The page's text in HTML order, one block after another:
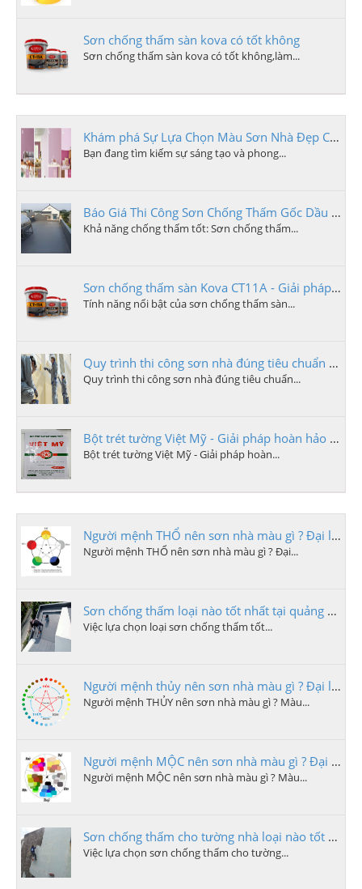
Sơn chống thấm sàn kova có tốt không
Sơn chống thấm sàn kova có tốt không,làm...
Khám phá Sự Lựa Chọn Màu Sơn Nhà Đẹp Cho Ngôi Nhà Của Bạn
Bạn đang tìm kiếm sự sáng tạo và phong...
Báo Giá Thi Công Sơn Chống Thấm Gốc Dầu Tại Quảng Ngãi
Khả năng chống thấm tốt: Sơn chống thấm...
Sơn chống thấm sàn Kova CT11A - Giải pháp hoàn hảo cho bề mặt không thấm nước
Tính năng nổi bật của sơn chống thấm sàn...
Quy trình thi công sơn nhà đúng tiêu chuẩn bao gồm các bước sau
Quy trình thi công sơn nhà đúng tiêu chuẩn...
Bột trét tường Việt Mỹ - Giải pháp hoàn hảo cho công trình xây dựng tại Quảng Ngãi
Bột trét tường Việt Mỹ - Giải pháp hoàn...
Người mệnh THỔ nên sơn nhà màu gì ? Đại lý sơn quảng ngãi
Người mệnh THỔ nên sơn nhà màu gì ? Đại...
Sơn chống thấm loại nào tốt nhất tại quảng ngãi
Việc lựa chọn loại sơn chống thấm tốt...
Người mệnh thủy nên sơn nhà màu gì ? Đại lý sơn quảng ngãi
Người mệnh THỦY nên sơn nhà màu gì ? Màu...
Người mệnh MỘC nên sơn nhà màu gì ? Đại lý sơn quảng ngãi
Người mệnh MỘC nên sơn nhà màu gì ? Màu...
Sơn chống thấm cho tường nhà loại nào tốt nhất tại quảng ngãi
Việc lựa chọn sơn chống thấm cho tường...